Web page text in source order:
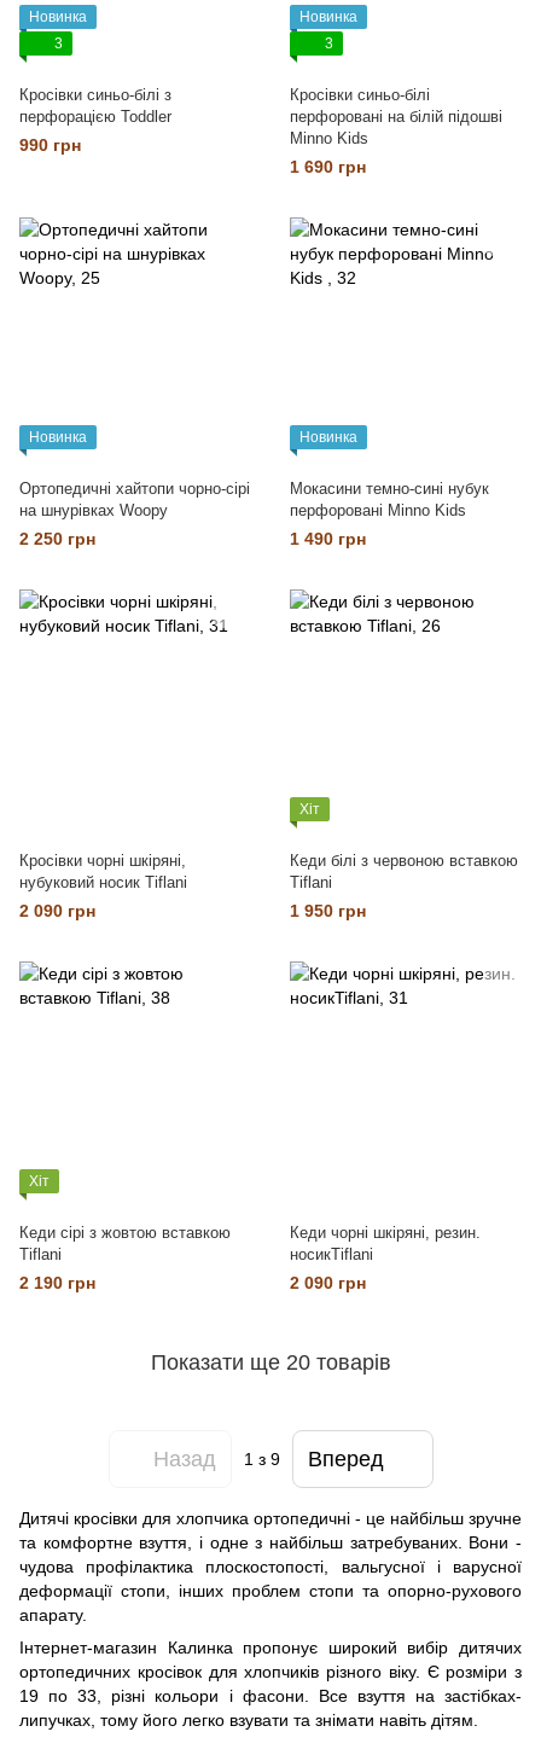
Новинка
3
Кросівки синьо-білі з
перфорацією Toddler
990 грн
Новинка
3
Кросівки синьо-білі
перфоровані на білій підошві
Minno Kіds
1 690 грн
Новинка
Ортопедичні хайтопи чорно-сірі
на шнурівках Woopy
2 250 грн
Новинка
Мокасини темно-сині нубук
перфоровані Minno Kids
1 490 грн
Кросівки чорні шкіряні,
нубуковий носик Tiflani
2 090 грн
Хіт
Кеди білі з червоною вставкою
Tiflani
1 950 грн
Хіт
Кеди сірі з жовтою вставкою
Tiflani
2 190 грн
Кеди чорні шкіряні, резин.
носикTiflani
2 090 грн
Показати ще 20 товарів
Назад 1 з 9 Вперед
Дитячі кросівки для хлопчика ортопедичні - це найбільш зручне
та комфортне взуття, і одне з найбільш затребуваних. Вони -
чудова профілактика плоскостопості, вальгусної і варусної
деформації стопи, інших проблем стопи та опорно-рухового
апарату.
Інтернет-магазин Калинка пропонує широкий вибір дитячих
ортопедичних кросівок для хлопчиків різного віку. Є розміри з
19 по 33, різні кольори і фасони. Все взуття на застібках-
липучках, тому його легко взувати та знімати навіть дітям.